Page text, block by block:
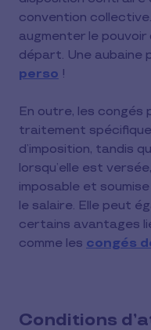
convention
augmenter le
départ. Une aubaine
perso !
En outre, les congés
traitement
d’imposition, tandis
lorsqu’elle est
imposable et
le salaire. Elle peut
certains avantages
comme les congés
Conditions